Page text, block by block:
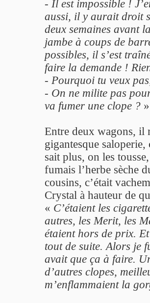
- Il est impossible !
aussi, il y aurait droit
deux semaines avant
jambe à coups de
possibles, il s’est
faire la demande !
- Pourquoi tu veux
- On ne milite pas
va fumer une clope ? »
Entre deux wagons, il
gigantesque
sait plus, on les
fumais l’herbe sèche
cousins, c’était
Crystal à hauteur de
« C’étaient les
autres, les Merit, les
étaient hors de prix.
tout de suite. Alors je
avait que ça à faire.
d’autres clopes,
m’enflammaient la